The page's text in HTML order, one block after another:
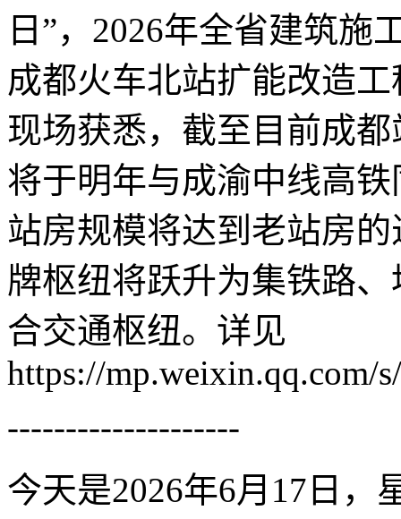
日”，2026年全省建筑施
成都火车北站扩能改造
现场获悉，截至目前成
将于明年与成渝中线高
站房规模将达到老站房
牌枢纽将跃升为集铁路
合交通枢纽。详见
https://
--------------------
今天是2026年6月17日，